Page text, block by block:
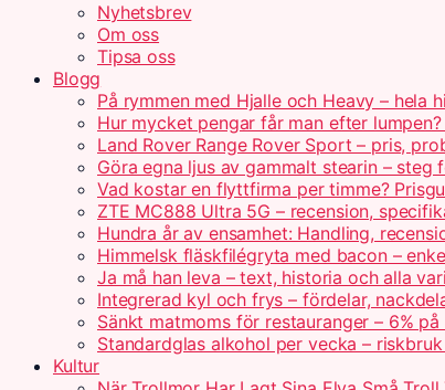
Nyhetsbrev
Om oss
Tipsa oss
Blogg
På rymmen med Hjalle och Heavy – hela
Hur mycket pengar får man efter
Land Rover Range Rover Sport – pris,
Göra egna ljus av gammalt stearin – steg
Vad kostar en flyttfirma per timme?
ZTE MC888 Ultra 5G – recension,
Hundra år av ensamhet: Handling,
Himmelsk fläskfilégryta med bacon –
Ja må han leva – text, historia och alla
Integrerad kyl och frys – fördelar,
Sänkt matmoms för restauranger – 6%
Standardglas alkohol per vecka –
Kultur